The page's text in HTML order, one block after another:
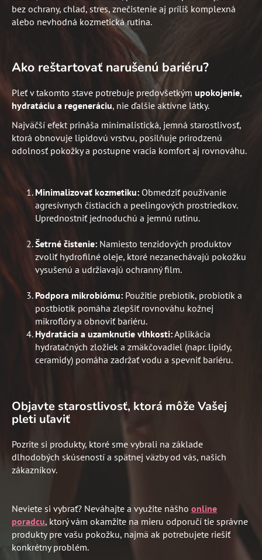
bez ochrany, chlad, stres, znečistenie aj príliš komplexná
alebo nevhodná kozmetická rutina.
Ako reštartovať narušenú bariéru?
Pleť v takomto stave potrebuje predovšetkým upokojenie,
hydratáciu a regeneráciu, nie ďalšie aktívne látky.
Najväčší efekt prináša minimalistická, jemná starostlivosť,
ktorá obnovuje lipidovú vrstvu, posilňuje prirodzenú
odolnosť pokožky a postupne vracia komfort aj rovnováhu.
Minimalizovať kozmetiku: Obmedziť používanie
agresívnych čistiacich a peelingových prostriedkov.
Uprednostniť jednoduchú a jemnú rutinu.
Šetrné čistenie: Namiesto tenzidových produktov
zvoliť hydrofilné oleje, ktoré nezanechávajú pokožku
vysušenú a udržiavajú ochranný film.
Podpora mikrobiómu: Použitie prebiotík, probiotík a
postbiotík pomáha zlepšiť rovnováhu kožnej
mikroflóry a obnoviť bariéru.
Hydratácia a uzamknutie vlhkosti:Aplikácia
hydratačných zložiek a zmäkčovadiel (napr. lipidy,
ceramidy) pomáha zadržať vodu a spevniť bariéru.
Objavte starostlivosť, ktorá môže Vašej
pleti uľaviť
Pozrite si produkty, ktoré sme vybrali na základe
dlhodobých skúseností a spätnej väzby od vás, našich
zákazníkov.
Neviete si vybrať? Neváhajte a využite nášho online
poradcu, ktorý vám okamžite na mieru odporučí tie správne
produkty pre vašu pokožku, najmä ak potrebujete riešiť
konkrétny problém.